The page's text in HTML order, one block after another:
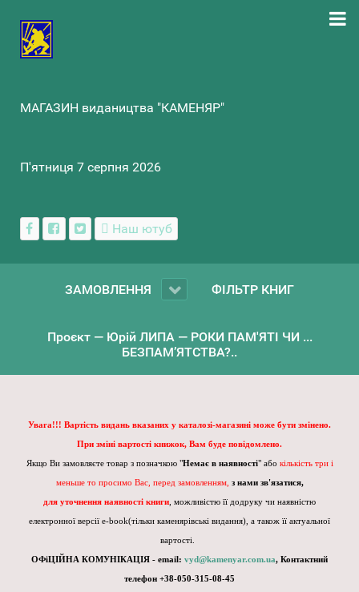
МАГАЗИН видаництва "КАМЕНЯР"
П'ятниця 7 серпня 2026
Наш ютуб
ЗАМОВЛЕННЯ ФІЛЬТР КНИГ
Проєкт — Юрій ЛИПА — РОКИ ПАМ'ЯТІ ЧИ ...
БЕЗПАМ’ЯТСТВА?..
Увага!!! Вартість видань вказаних у каталозі-магазині може бути змінено.
При зміні вартості книжок, Вам буде повідомлено.
Якщо Ви замовляєте товар з позначкою "Немає в наявності" або кількість три і
меньше то просимо Вас, перед замовленням, з нами зв'язатися,
для уточнення наявності книги , можливістю її додруку чи наявністю
електронної версії e-book(тільки каменярівські видання), а також її актуальної
вартості.
ОФіЦІЙНА КОМУНІКАЦІЯ - email: vyd@kamenyar.com.ua, Контактний
телефон +38-050-315-08-45